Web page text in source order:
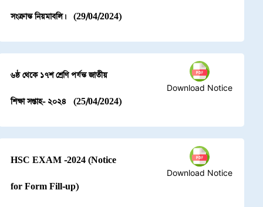
সংক্রান্ত নিয়মাবলি। (29/04/2024)
৬ষ্ঠ থেকে ১৭শ শ্রেণি পর্যন্ত জাতীয়
শিক্ষা সপ্তাহ- ২০২৪ (25/04/2024)
Download Notice
HSC EXAM -2024 (Notice
for Form Fill-up)
Download Notice